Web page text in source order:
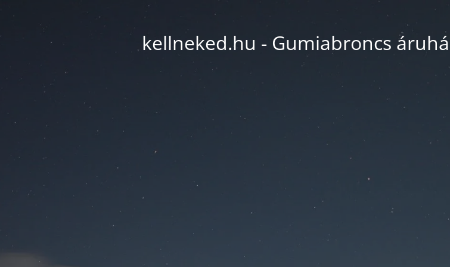
kellneked.hu - Gumiabroncs